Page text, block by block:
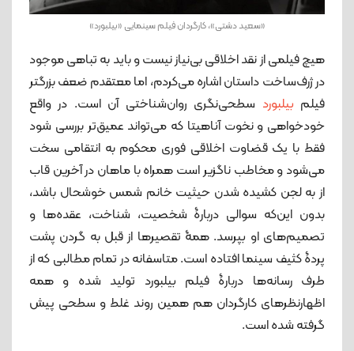
«سعید دشتی»، کارگردان فیلم سینمایی «بیلبورد»
هیچ فیلمی از نقد اخلاقی بی‌نیاز نیست و باید به تباهی موجود
در ژرف‌ساخت داستان اشاره می‌کردم، اما معتقدم ضعف بزرگتر
فیلم بیلبورد سطحی‌نگری روان‌شناختی آن است. در واقع
خودخواهی و نخوت آناهیتا که می‌تواند عمیق‌تر بررسی شود
فقط با یک قضاوت اخلاقی فوری محکوم به انتقامی سخت
می‌شود و مخاطب ناگزیر است همراه با ماهان در آخرین قاب
از به لجن کشیده شدن حیثیت خانم شمس خوشحال باشد،
بدون این‌که سوالی دربارۀ شخصیت، شناخت، عقده‌ها و
تصمیم‌های او بپرسد. همۀ تقصیرها از قبل به گردن پشت
پردۀ کثیف سینما افتاده است. متاسفانه در تمام مطالبی که از
طرف رسانه‌ها دربارۀ فیلم بیلبورد تولید شده و همه
اظهارنظرهای کارگردان هم همین روند غلط و سطحی پیش
گرفته شده است.